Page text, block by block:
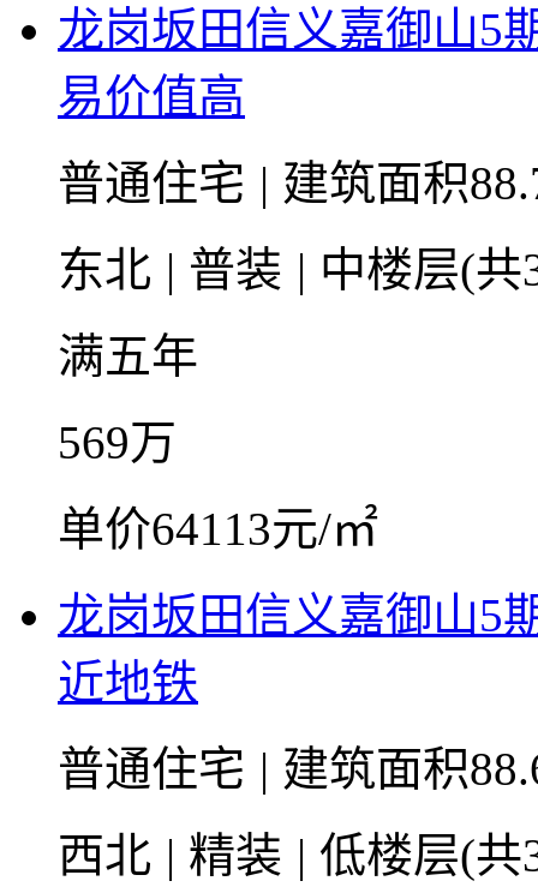
龙岗坂田信义嘉御山5
易价值高
普通住宅 | 建筑面积
东北 | 普装 | 中楼层(
满五年
569万
单价64113元/㎡
龙岗坂田信义嘉御山5
近地铁
普通住宅 | 建筑面积
西北 | 精装 | 低楼层(